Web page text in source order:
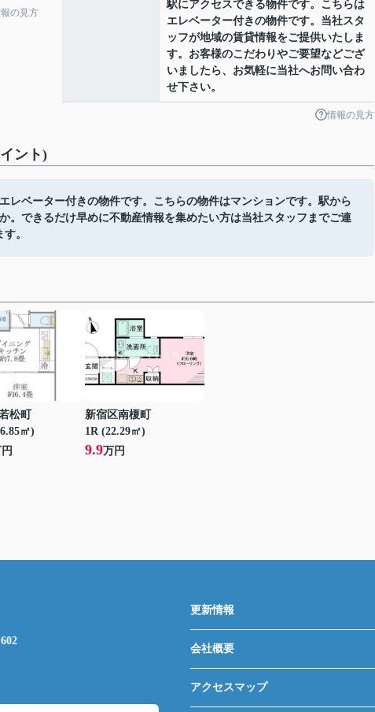
の見方
駅にアクセスできる物件です。こちらは
エレベーター付きの物件です。当社スタ
ッフが地域の賃貸情報をご提供いたしま
す。お客様のこだわりやご要望などござ
いましたら、お気軽に当社へお問い合わ
せ下さい。
情報の見方
ント)
レベーター付きの物件です。こちらの物件はマンションです。駅から
。できるだけ早めに不動産情報を集めたい方は当社スタッフまでご連
。
松町
㎡)
新宿区南榎町
1R (22.29㎡)
9.9万円
更新情報
会社概要
アクセスマップ